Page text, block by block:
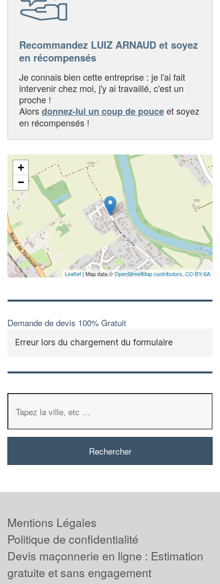
Recommandez LUIZ ARNAUD et soyez
en récompensés
Je connais bien cette entreprise : je l'ai fait
intervenir chez moi, j'y ai travaillé, c'est un
proche !
Alorsdonnez-lui un coup de pouceet soyez
en récompensés !
+
−
Leaflet | Map data ©OpenStreetMap contributors, CC-BY-SA
Demande de devis 100% Gratuit
Erreur lors du chargement du formulaire
Mentions Légales
Politique de confidentialité
Devis maçonnerie en ligne : Estimation
gratuite et sans engagement